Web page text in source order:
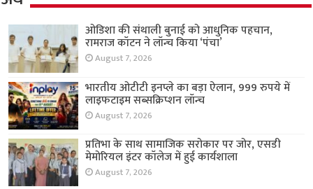
ओडिशा की संथाली बुनाई को आधुनिक पहचान,
रामराज कॉटन ने लॉन्च किया ‘पंचा’
August 7, 2026
भारतीय ओटीटी इनप्ले का बड़ा ऐलान, 999 रुपये में
लाइफटाइम सब्सक्रिप्शन लॉन्च
August 7, 2026
प्रतिभा के साथ सामाजिक सरोकार पर जोर, एसडी
मेमोरियल इंटर कॉलेज में हुई कार्यशाला
August 7, 2026